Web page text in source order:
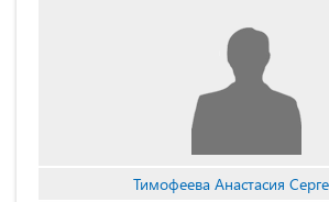
Тимофеева Анастасия